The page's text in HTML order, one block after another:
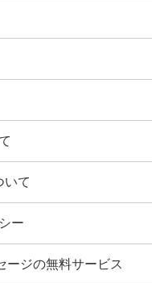
いて
ー
ージの無料サービス